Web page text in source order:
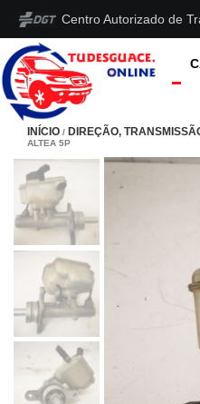
Centro Autorizado de
INÍCIO / DIREÇÃO,
ALTEA 5P